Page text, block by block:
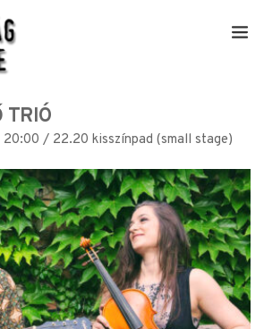
TRIÓ
/ 22.20 kisszínpad (small stage)